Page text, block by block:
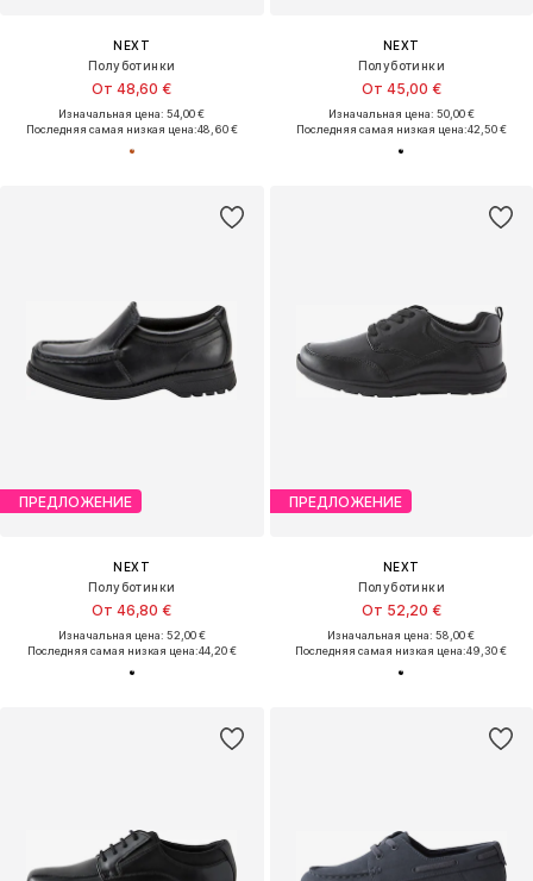
NEXT
Полуботинки
От 48,60 €
Изначальная цена: 54,00 €
Последняя самая низкая цена:48,60 €
NEXT
Полуботинки
От 45,00 €
Изначальная цена: 50,00 €
Последняя самая низкая цена:42,50 €
ПРЕДЛОЖЕНИЕ
NEXT
Полуботинки
От 46,80 €
Изначальная цена: 52,00 €
Последняя самая низкая цена:44,20 €
ПРЕДЛОЖЕНИЕ
NEXT
Полуботинки
От 52,20 €
Изначальная цена: 58,00 €
Последняя самая низкая цена:49,30 €